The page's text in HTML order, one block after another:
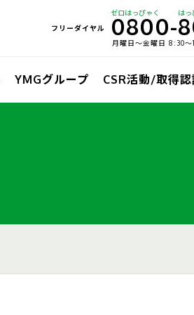
フリーダイヤル 0800
ゼロはっぴゃく - はっ
月曜日〜金曜日 8:30
YMGグループ CSR活動/取得認